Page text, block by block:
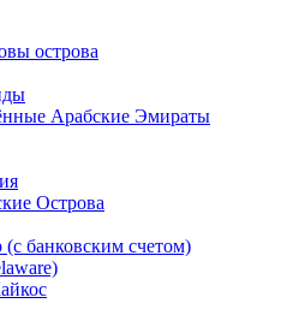
острова
Арабские Эмираты
Острова
банковским счетом)